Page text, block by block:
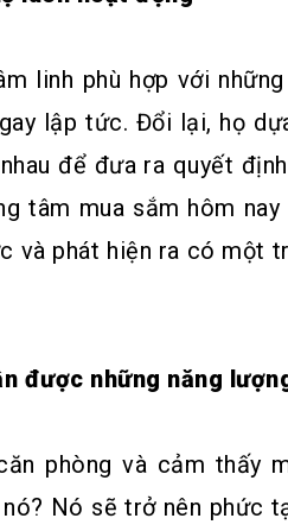
linh phù hợp với
lập tức. Đổi lại, họ
để đưa ra quyết
tâm mua sắm hôm nay
và phát hiện ra có một
được những năng
phòng và cảm thấy
Nó sẽ trở nên phức